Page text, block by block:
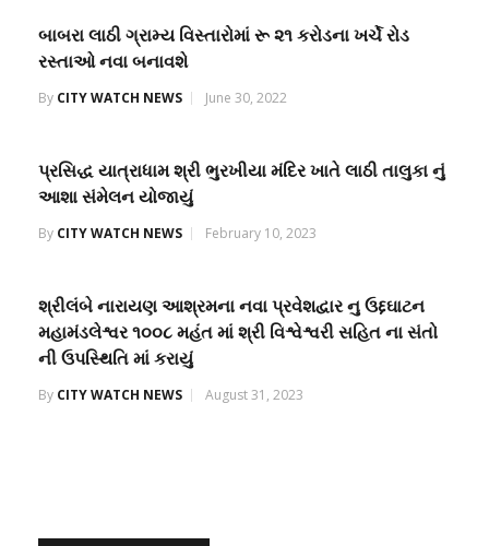
બાબરા લાઠી ગ્રામ્ય વિસ્તારોમાં રૂ ૨૧ કરોડના ખર્ચે રોડ
રસ્તાઓ નવા બનાવશે
By CITY WATCH NEWS June 30, 2022
પ્રસિદ્ધ યાત્રાધામ શ્રી ભુરખીયા મંદિર ખાતે લાઠી તાલુકા નું
આશા સંમેલન યોજાયું
By CITY WATCH NEWS February 10, 2023
શ્રીલંબે નારાયણ આશ્રમના નવા પ્રવેશદ્વાર નુ ઉદ્દઘાટન
મહામંડલેશ્વર ૧૦૦૮ મહંત માં શ્રી વિશ્વેશ્વરી સહિત ના સંતો
ની ઉપસ્થિતિ માં કરાયું
By CITY WATCH NEWS August 31, 2023